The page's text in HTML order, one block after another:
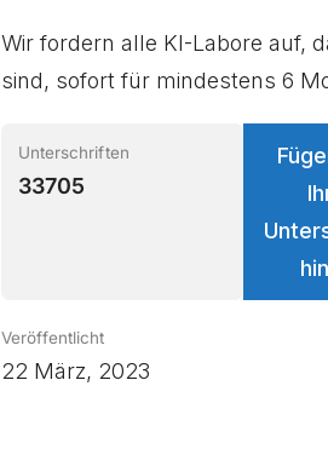
Wir fordern alle KI-Labore auf,
sind, sofort für mindestens 6
Unterschriften
33705
Veröffentlicht
22 März, 2023